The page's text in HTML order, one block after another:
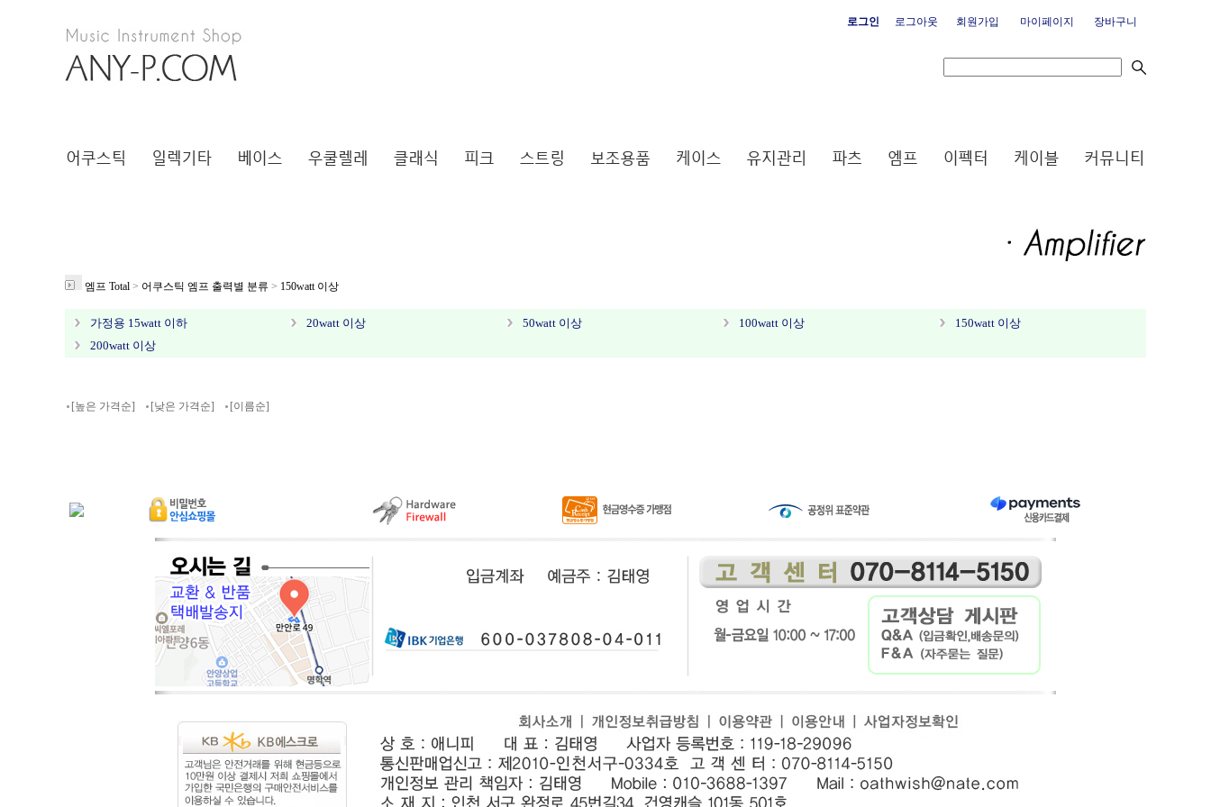
로그인 로그아웃 회원가입 마이페이지 장바구니
엠프 Total > 어쿠스틱 엠프 출력별 분류 > 150watt 이상
가정용 15watt 이하 20watt 이상 50watt 이상 100watt 이상
150watt 이상
200watt 이상
[높은 가격순] [낮은 가격순] [이름순]